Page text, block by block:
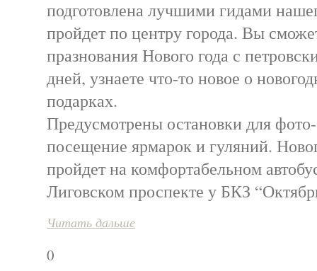
подготовлена лучшими гидами
пройдет по центру города. Вы
празнования Нового года с
дней, узнаете что-то новое о
подарках.
Предусмотрены остановки для
посещение ярмарок и гуляний.
пройдет на комфортабельном
Лиговском проспекте у БКЗ
Читать дальше
0